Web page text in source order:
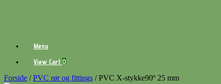
Menu
View
cart
View Cart 0
Forside /PVC rør og fittings / PVC X-stykke90º 25 mm